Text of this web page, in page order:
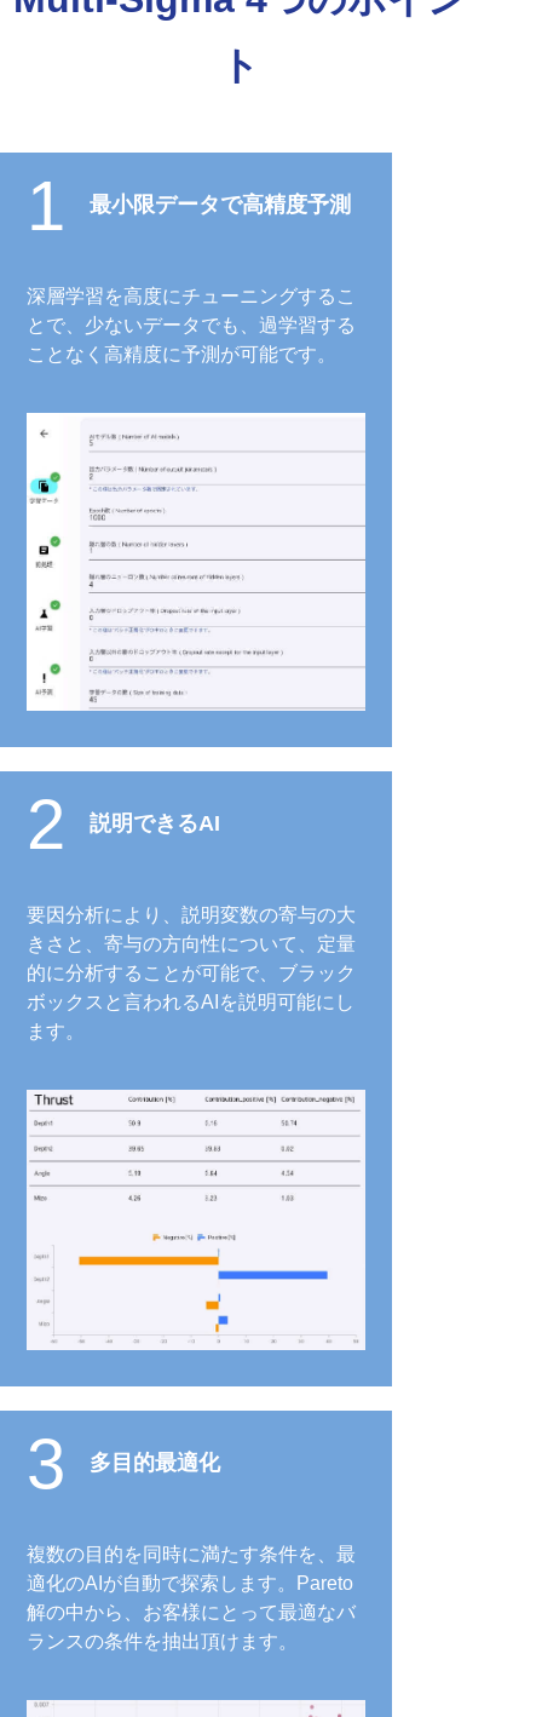
ト
1 最小限データで高精度予測
深層学習を高度にチューニングするこ
とで、少ないデータでも、過学習する
ことなく高精度に予測が可能です。
2 説明できるAI
要因分析により、説明変数の寄与の大
きさと、寄与の方向性について、定量
的に分析することが可能で、ブラック
ボックスと言われるAIを説明可能にし
ます。
3 多目的最適化
複数の目的を同時に満たす条件を、最
適化のAIが自動で探索します。Pareto
解の中から、お客様にとって最適なバ
ランスの条件を抽出頂けます。